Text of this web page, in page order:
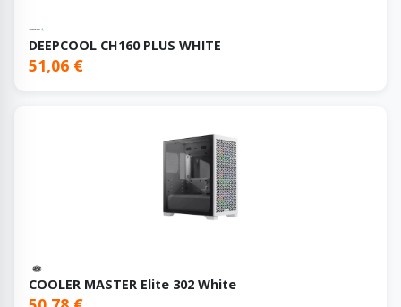
DEEPCOOL CH160 PLUS WHITE
51,06 €
COOLER MASTER Elite 302 White